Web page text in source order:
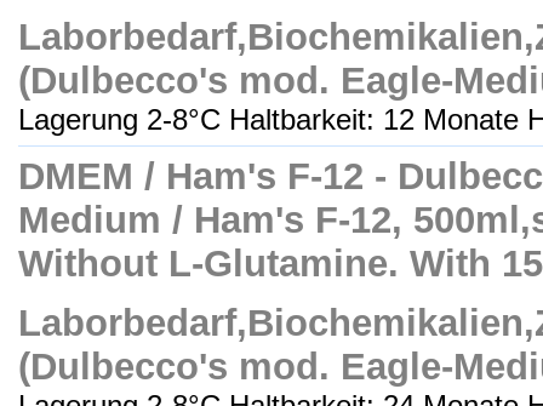
(Dulbecco's mod. Eagle-
Lagerung 2-8°C Haltbarkeit: 12 Monate
DMEM / Ham's F-12 -
Medium / Ham's F-12,
Without L-Glutamine. With
(Dulbecco's mod. Eagle-